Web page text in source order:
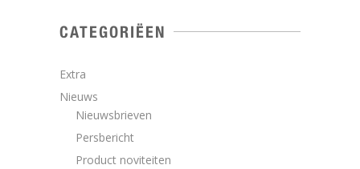
CATEGORIËEN
Extra
Nieuws
Nieuwsbrieven
Persbericht
Product noviteiten